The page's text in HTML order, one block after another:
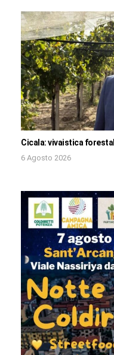
Cicala: vivaistica
6 Agosto 2026